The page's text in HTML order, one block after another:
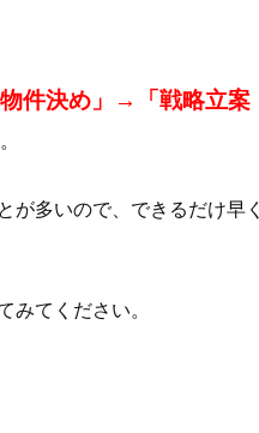
物件決め」→「戦略立
が多いので、できるだけ早
みてください。